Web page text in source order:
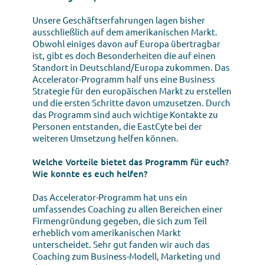
Unsere Geschäftserfahrungen lagen bisher
ausschließlich auf dem amerikanischen Markt.
Obwohl einiges davon auf Europa übertragbar
ist, gibt es doch Besonderheiten die auf einen
Standort in Deutschland/Europa zukommen. Das
Accelerator-Programm half uns eine Business
Strategie für den europäischen Markt zu erstellen
und die ersten Schritte davon umzusetzen. Durch
das Programm sind auch wichtige Kontakte zu
Personen entstanden, die EastCyte bei der
weiteren Umsetzung helfen können.
Welche Vorteile bietet das Programm für euch?
Wie konnte es euch helfen?
Das Accelerator-Programm hat uns ein
umfassendes Coaching zu allen Bereichen einer
Firmengründung gegeben, die sich zum Teil
erheblich vom amerikanischen Markt
unterscheidet. Sehr gut fanden wir auch das
Coaching zum Business-Modell, Marketing und